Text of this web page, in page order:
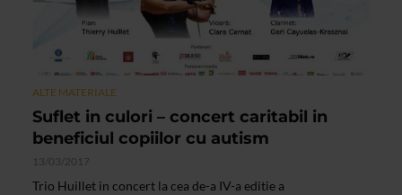
ALTE MATERIALE
Suflet in culori – concert caritabil in
beneficiul copiilor cu autism
13/03/2017
Trio Huillet in concert la cea de-a IV-a editie a